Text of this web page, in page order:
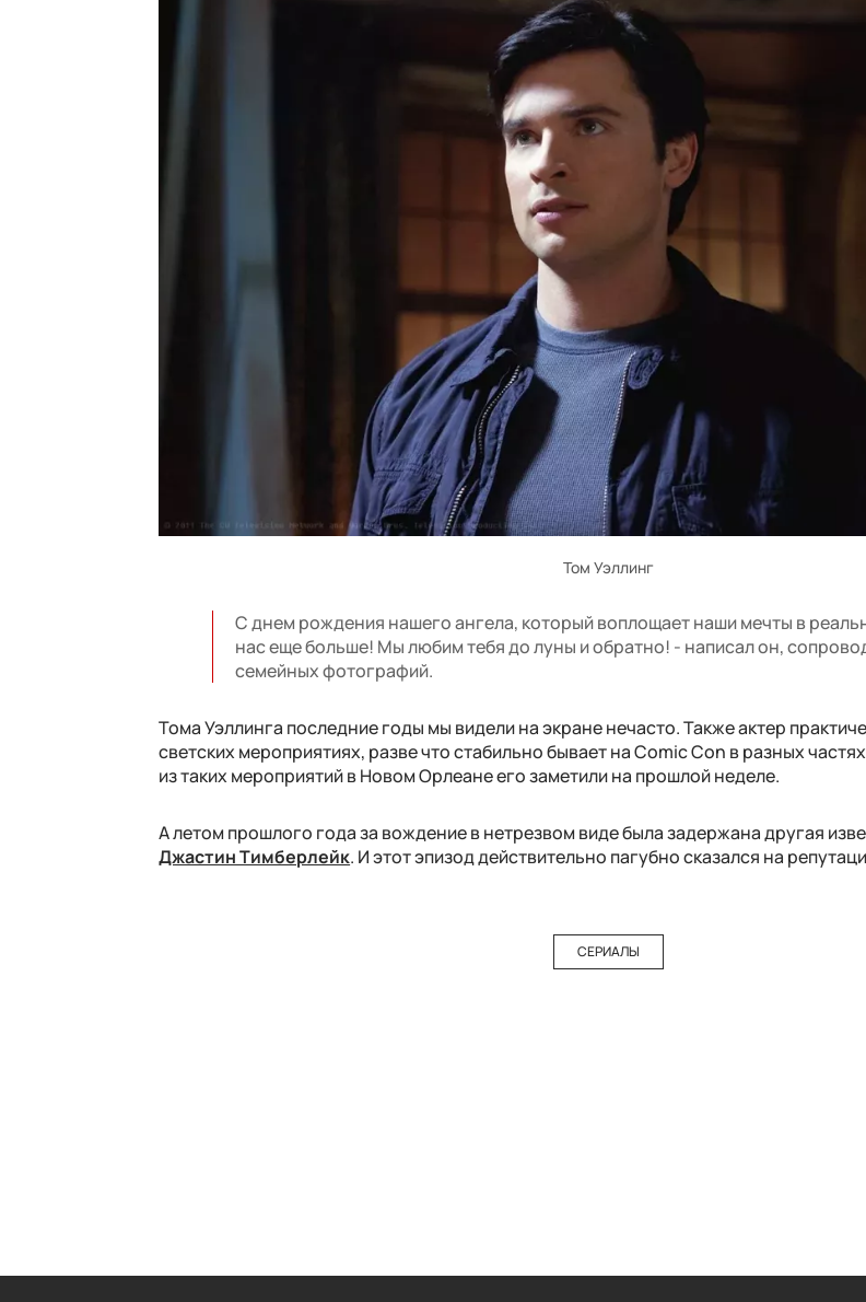
Том Уэллинг
С днем рождения нашего ангела, который воплощает наши мечты в
нас еще больше! Мы любим тебя до луны и обратно! - написал он,
семейных фотографий.
Тома Уэллинга последние годы мы видели на экране нечасто. Также актер
светских мероприятиях, разве что стабильно бывает на Comic Con в разных
из таких мероприятий в Новом Орлеане его заметили на прошлой неделе.
А летом прошлого года за вождение в нетрезвом виде была задержана другая
Джастин Тимберлейк. И этот эпизод действительно пагубно сказался на
СЕРИАЛЫ